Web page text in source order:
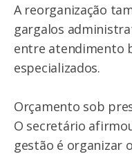
A reorganização
gargalos
entre atendimento
especializados.
Orçamento sob
O secretário
gestão é organizar